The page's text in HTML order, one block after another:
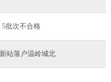
5批次不合格
站落户温岭城北